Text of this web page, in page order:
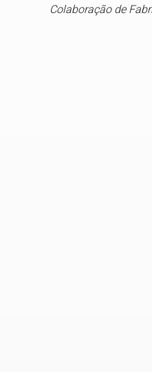
Colaboração de